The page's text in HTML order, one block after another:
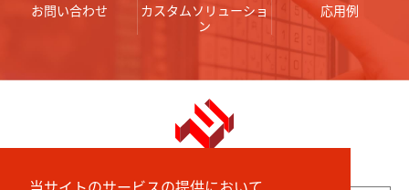
お問い合わせ
カスタムソリューショ
ン
応用例